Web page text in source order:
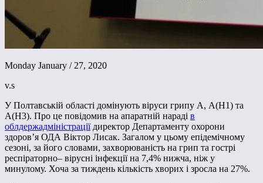
Monday January / 27, 2020
v.s
У Полтавській області домінують віруси грипу А, А(Н1) та
А(Н3). Про це повідомив на апаратній нараді в
облдержадміністраціїдиректор Департаменту охорони
здоров’я ОДА Віктор Лисак. Загалом у цьому епідемічному
сезоні, за його словами, захворюваність на грип та гострі
респіраторно– вірусні інфекції на 7,4% нижча, ніж у
минулому. Хоча за тиждень кількість хворих і зросла на 27%.